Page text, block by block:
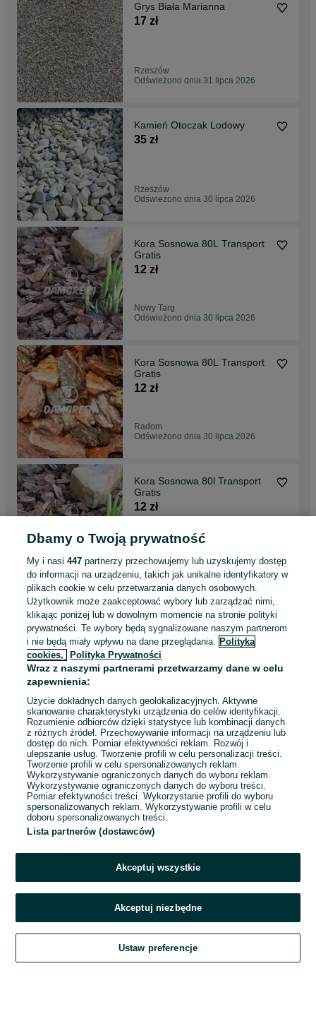
Grys Biała Marianna
17 zł
Rzeszów
Odświeżono dnia 31 lipca 2026
Kamień Otoczak Lodowy
35 zł
Rzeszów
Odświeżono dnia 30 lipca 2026
Kora Sosnowa 80L Transport
Gratis
12 zł
Nowy Targ
Odświeżono dnia 30 lipca 2026
Kora Sosnowa 80L Transport
Gratis
12 zł
Radom
Odświeżono dnia 30 lipca 2026
Kora Sosnowa 80l Transport
Gratis
12 zł
Gorlice
Odświeżono dnia 30 lipca 2026
Kora Sosnowa 80L Transport
Gratis
12 zł
Jasło
Odświeżono dnia 30 lipca 2026
1 2 3 4
Zadzwoń / SMS
Szukaj Obserwujesz Dodaj Czat Konto
Dbamy o Twoją prywatność
My i nasi447 partnerzy przechowujemy lub uzyskujemy dostęp
do informacji na urządzeniu, takich jak unikalne identyfikatory w
plikach cookie w celu przetwarzania danych osobowych.
Użytkownik może zaakceptować wybory lub zarządzać nimi,
klikając poniżej lub w dowolnym momencie na stronie polityki
prywatności. Te wybory będą sygnalizowane naszym partnerom
i nie będą miały wpływu na dane przeglądania. Polityka
cookies,
Polityka Prywatności
Wraz z naszymi partnerami przetwarzamy dane w celu
zapewnienia:
Użycie dokładnych danych geolokalizacyjnych. Aktywne
skanowanie charakterystyki urządzenia do celów identyfikacji.
Rozumienie odbiorców dzięki statystyce lub kombinacji danych
z różnych źródeł. Przechowywanie informacji na urządzeniu lub
dostęp do nich. Pomiar efektywności reklam. Rozwój i
ulepszanie usług. Tworzenie profili w celu personalizacji treści.
Tworzenie profili w celu spersonalizowanych reklam.
Wykorzystywanie ograniczonych danych do wyboru reklam.
Wykorzystywanie ograniczonych danych do wyboru treści.
Pomiar efektywności treści. Wykorzystanie profili do wyboru
spersonalizowanych reklam. Wykorzystywanie profili w celu
doboru spersonalizowanych treści.
Lista partnerów (dostawców)
Akceptuj wszystkie
Akceptuj niezbędne
Ustaw preferencje